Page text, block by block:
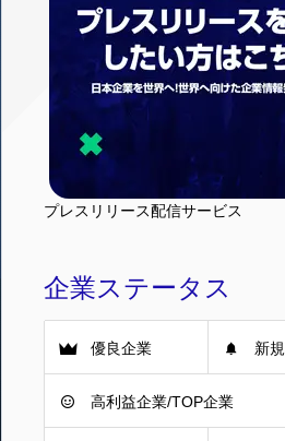
プレスリリース配信サービス
企業ステータス
優良企業 新
高利益企業/TOP企業